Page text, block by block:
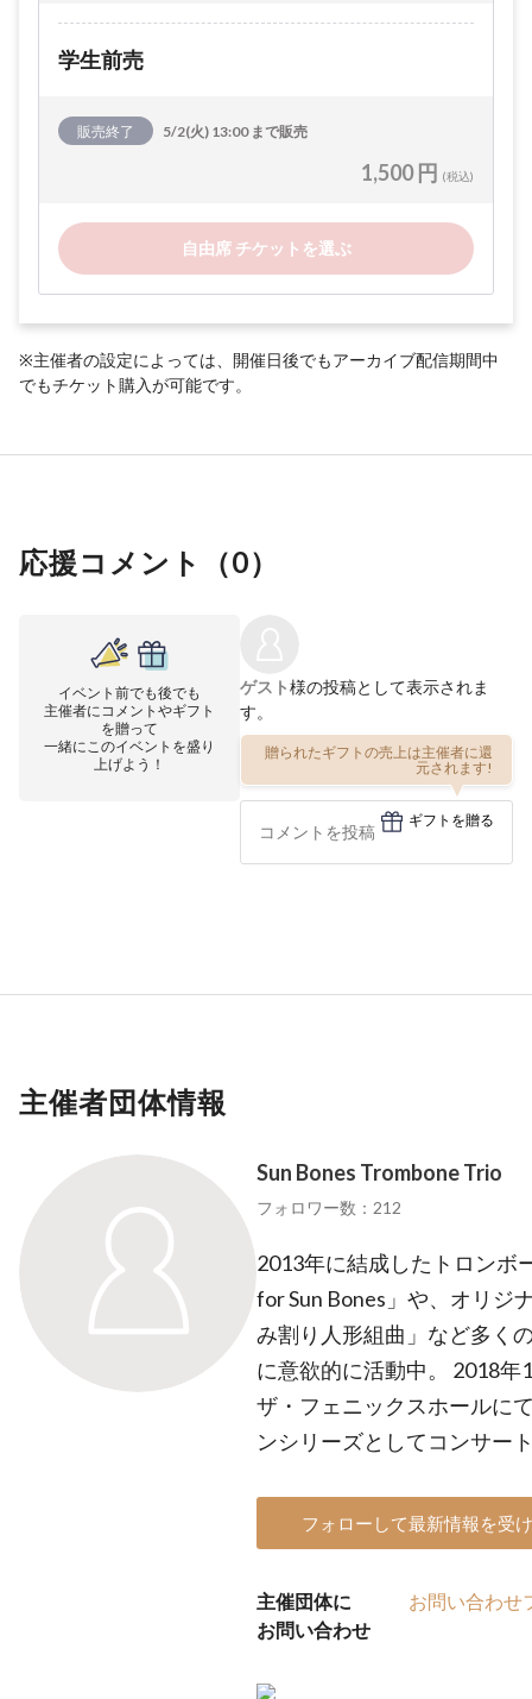
学生前売
販売終了 5/2(火) 13:00 まで販売
1,500 円 (税込)
自由席 チケットを選ぶ
※主催者の設定によっては、開催日後でもアーカイブ配信期間中
でもチケット購入が可能です。
応援コメント（0）
イベント前でも後でも
主催者にコメントやギフト
を贈って
一緒にこのイベントを盛り
上げよう！
ゲスト様の投稿として表示されま
す。
贈られたギフトの売上は主催者に還
元されます!
ギフトを贈る
主催者団体情報
Sun Bones Trombone Trio
フォロワー数：212
2013年に結成したトロンボ
for Sun Bones」や、オリジ
み割り人形組曲」など多く
に意欲的に活動中。 2018
ザ・フェニックスホールに
ンシリーズとしてコンサー
フォローして最新情報を受
主催団体に
お問い合わせ
お問い合わせ